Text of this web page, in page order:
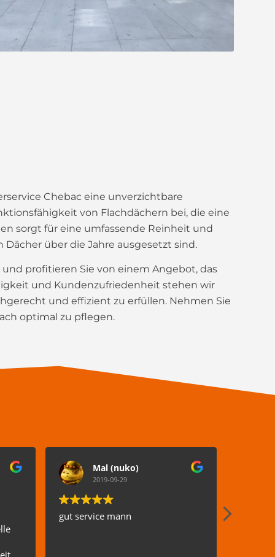
Chebac eine unverzichtbare
von Flachdächern bei, die eine
sorgt für eine umfassende Reinheit und
über die Jahre ausgesetzt sind.
profitieren Sie von einem Angebot, das
und Kundenzufriedenheit stehen wir
und effizient zu erfüllen. Nehmen Sie
optimal zu pflegen.
Mal (nuko)
2019-09-29
gut service mann